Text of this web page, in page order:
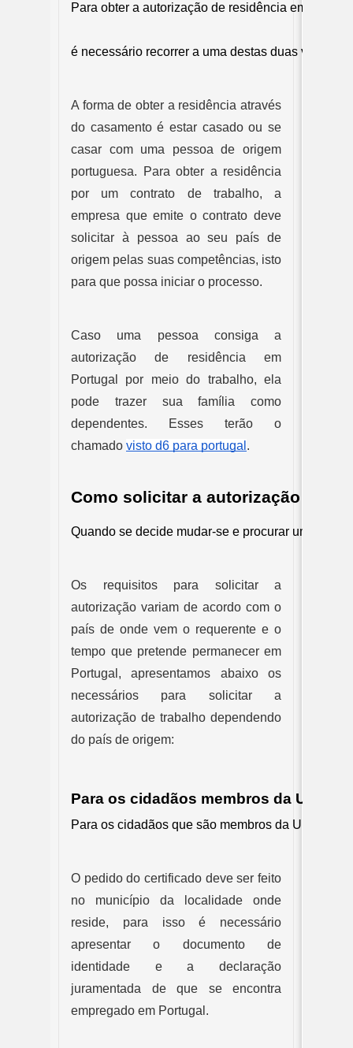
Para obter a autorização de residência em
é necessário recorrer a uma destas duas vias:
A forma de obter a residência através
do casamento é estar casado ou se
casar com uma pessoa de origem
portuguesa. Para obter a residência
por um contrato de trabalho, a
empresa que emite o contrato deve
solicitar à pessoa ao seu país de
origem pelas suas competências, isto
para que possa iniciar o processo.
Caso uma pessoa consiga a
autorização de residência em
Portugal
por meio do trabalho, ela
pode trazer sua família como
dependentes. Esses terão o
chamado visto d6 para portugal .
Como solicitar a autorização de
Quando se decide mudar-se e procurar um
Os requisitos para solicitar a
autorização variam de acordo com o
país de onde vem o requerente e o
tempo que pretende permanecer em
Portugal, apresentamos abaixo os
necessários para solicitar a
autorização de trabalho dependendo
do país de origem:
Para os cidadãos membros da União
Para os cidadãos que são membros da União
O pedido do certificado deve ser feito
no município da localidade onde
reside, para isso é necessário
apresentar o documento de
identidade e a declaração
juramentada de que se encontra
empregado em Portugal.